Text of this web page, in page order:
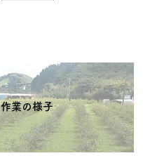
作業の様子